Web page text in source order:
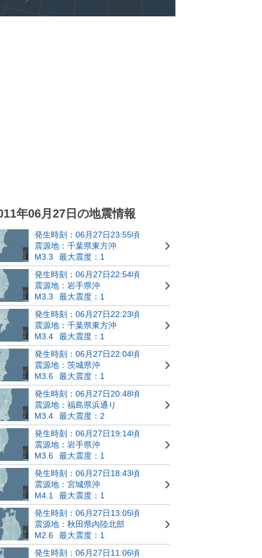
年06月27日の地震情報
発生時刻：06月27日23:55頃
震源地：千葉県東方沖
M3.3
最大震度：1
発生時刻：06月27日22:54頃
震源地：岩手県沖
M3.3
最大震度：1
発生時刻：06月27日22:23頃
震源地：千葉県東方沖
M3.4
最大震度：1
発生時刻：06月27日22:04頃
震源地：茨城県沖
M3.6
最大震度：1
発生時刻：06月27日20:48頃
震源地：福島県浜通り
M3.4
最大震度：2
発生時刻：06月27日19:14頃
震源地：岩手県沖
M3.6
最大震度：1
発生時刻：06月27日18:43頃
震源地：宮城県沖
M4.1
最大震度：1
発生時刻：06月27日13:05頃
震源地：秋田県内陸北部
M2.6
最大震度：1
発生時刻：06月27日11:06頃